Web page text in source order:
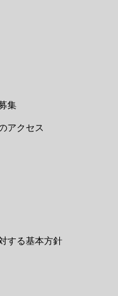
集
アクセス
する基本方針